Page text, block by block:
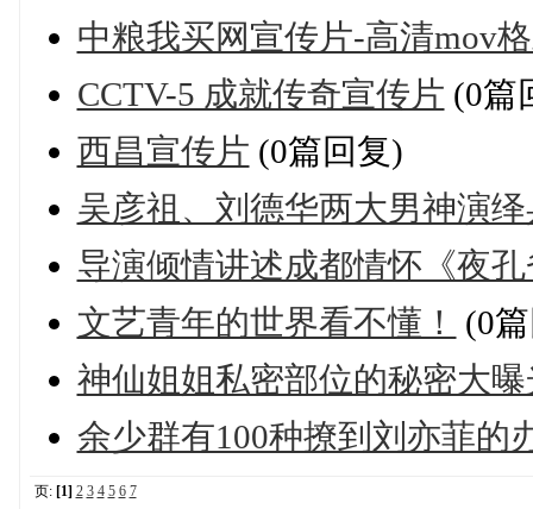
中粮我买网宣传片-高清mov
CCTV-5 成就传奇宣传片 (0篇
西昌宣传片 (0篇回复)
吴彦祖、刘德华两大男神演
导演倾情讲述成都情怀《夜
文艺青年的世界看不懂！
(0
神仙姐姐私密部位的秘密大曝
余少群有100种撩到刘亦菲的
页: [1] 2 3 4 5 6 7